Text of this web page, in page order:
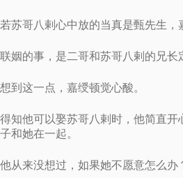
若苏哥八剌心中放的当真是甄先生，
联姻的事，是二哥和苏哥八剌的兄长
想到这一点，嘉绶顿觉心酸。
得知他可以娶苏哥八剌时，他简直
子和她在一起。
他从来没想过，如果她不愿意怎么办